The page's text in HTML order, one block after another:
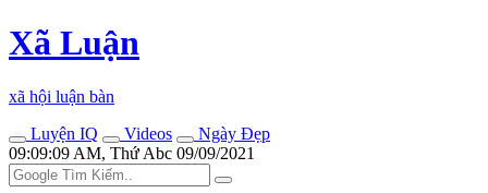
Xã Luận
xã hội luận bàn
Luyện IQ
Videos
Ngày Đẹp
09:09:09 AM, Thứ Abc 09/09/2021